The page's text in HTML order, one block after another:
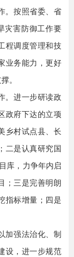
。按照省委、省
灾害防御工作要
程调度管理和技
业务能力，更好
。
。进一步研读政
政府下达的立项
乡村试点县、长
二是认真研究国
库，力争年内启
；三是完善明朗
指标增量；四是
加强法治化、制
设，进一步规范